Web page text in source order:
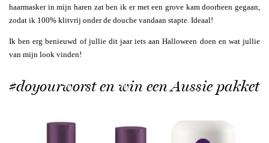
haarmasker in mijn haren zat ben ik er met een grove kam doorheen gegaan,
zodat ik 100% klitvrij onder de douche vandaan stapte. Ideaal!
Ik ben erg benieuwd of jullie dit jaar iets aan Halloween doen en wat jullie
van mijn look vinden!
#doyourworst en win een Aussie pakket